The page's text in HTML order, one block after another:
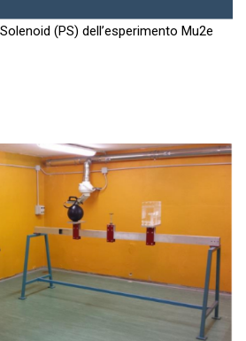
(PS) dell’esperimento Mu2e